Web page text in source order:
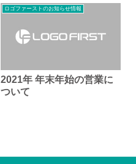
ロゴファーストのお知らせ情報
2021年 年末年始の営業に
ついて